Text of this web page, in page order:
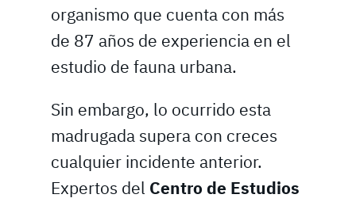
organismo que cuenta con más
de 87 años de experiencia en el
estudio de fauna urbana.
Sin embargo, lo ocurrido esta
madrugada supera con creces
cualquier incidente anterior.
Expertos del Centro de Estudios